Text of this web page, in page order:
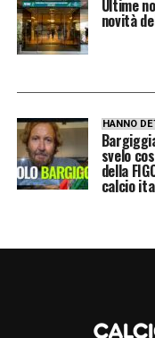
Ultime
novità
HANNO
svelo
della
calcio